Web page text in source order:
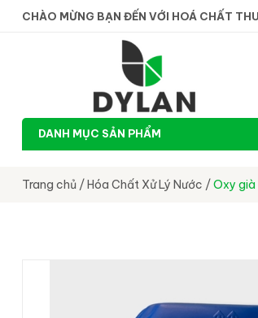
CHÀO MỪNG BẠN ĐẾN VỚI HOÁ CHẤT
DANH MỤC SẢN PHẨM
Trang chủ /Hóa Chất Xử Lý Nước /Oxy